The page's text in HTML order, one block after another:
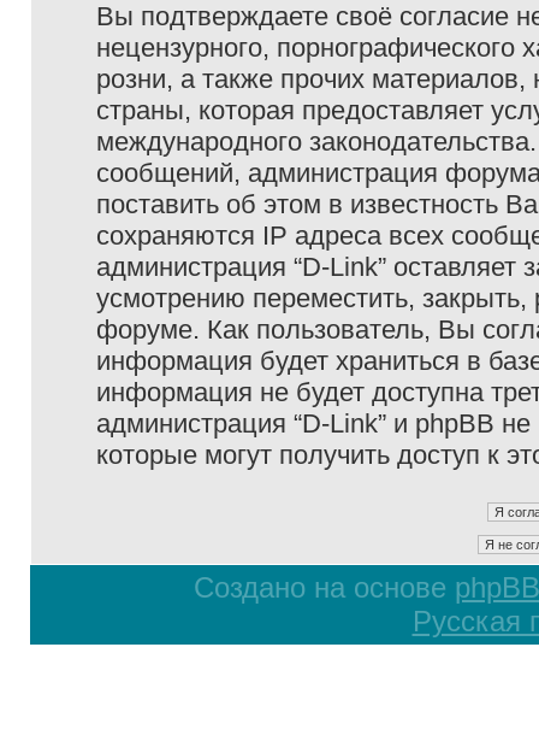
Вы подтверждаете своё согласие
нецензурного, порнографического
розни, а также прочих
страны, которая предоставляет
международного
сообщений, администрация
поставить об этом в известность
сохраняются IP адреса всех
администрация “D-Link”
усмотрению переместить,
форуме. Как пользователь, Вы
информация будет храниться в
информация не будет доступна
администрация “D-Link” и phpBB
которые могут получить доступ к
Создано на основе phpBB
Русская